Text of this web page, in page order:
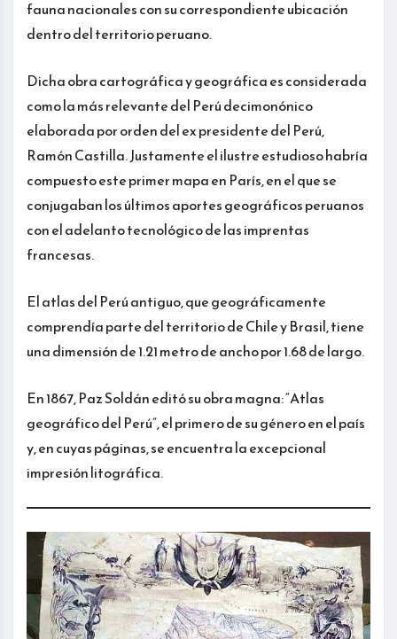
fauna nacionales con su correspondiente ubicación
dentro del territorio peruano.
Dicha obra cartográfica y geográfica es considerada
como la más relevante del Perú decimonónico
elaborada por orden del ex presidente del Perú,
Ramón Castilla. Justamente el ilustre estudioso habría
compuesto este primer mapa en París, en el que se
conjugaban los últimos aportes geográficos peruanos
con el adelanto tecnológico de las imprentas
francesas.
El atlas del Perú antiguo, que geográficamente
comprendía parte del territorio de Chile y Brasil, tiene
una dimensión de 1.21 metro de ancho por 1.68 de largo.
En 1867, Paz Soldán editó su obra magna: “Atlas
geográfico del Perú”, el primero de su género en el país
y, en cuyas páginas, se encuentra la excepcional
impresión litográfica.